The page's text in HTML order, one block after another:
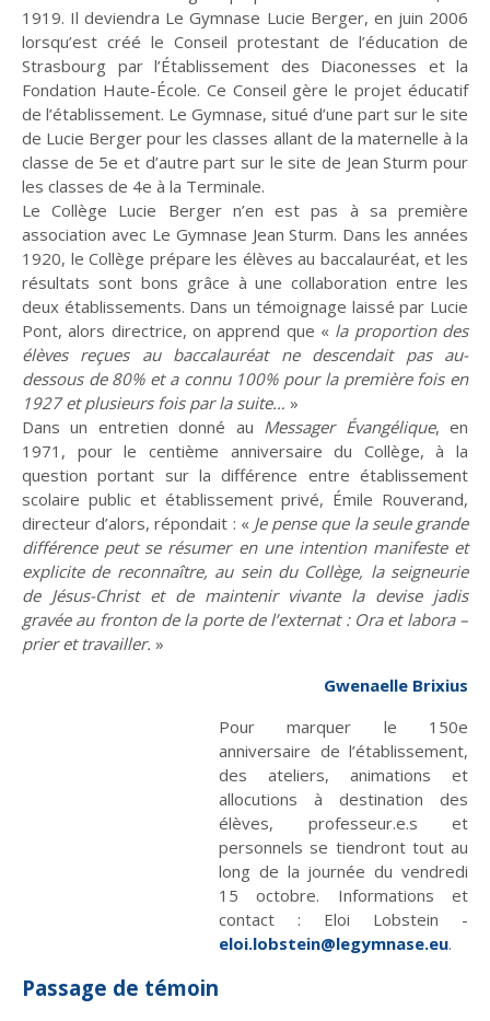
Culture Pour respirer
En bref
Événements -
actualité
Fêtes Les mots de la fin
Lire, toucher, sentir Crèches et mystères
Ce que peut la
marche
Retraites spirituelles :
D'un monde à l'Autre
Ces proches qui
aident
Que peut la justice ?
Violences sexistes et
sexuelles
1919. Il deviendra Le Gymnase Lucie Berger, en juin 2006
lorsqu’est créé le Conseil protestant de l’éducation de
Strasbourg par l’Établissement des Diaconesses et la
Fondation Haute-École. Ce Conseil gère le projet éducatif
de l’établissement. Le Gymnase, situé d’une part sur le site
de Lucie Berger pour les classes allant de la maternelle à la
classe de 5e et d’autre part sur le site de Jean Sturm pour
les classes de 4e à la Terminale.
Le Collège Lucie Berger n’en est pas à sa première
association avec Le Gymnase Jean Sturm. Dans les années
1920, le Collège prépare les élèves au baccalauréat, et les
résultats sont bons grâce à une collaboration entre les
deux établissements. Dans un témoignage laissé par Lucie
Pont, alors directrice, on apprend que « la proportion des
élèves reçues au baccalauréat ne descendait pas au-
dessous de 80% et a connu 100% pour la première fois en
1927 et plusieurs fois par la suite… »
Dans un entretien donné au Messager Évangélique, en
1971, pour le centième anniversaire du Collège, à la
question portant sur la différence entre établissement
scolaire public et établissement privé, Émile Rouverand,
directeur d’alors, répondait : « Je pense que la seule grande
différence peut se résumer en une intention manifeste et
explicite de reconnaître, au sein du Collège, la seigneurie
de Jésus-Christ et de maintenir vivante la devise jadis
gravée au fronton de la porte de l’externat : Ora et labora –
prier et travailler. »
Gwenaelle Brixius
Pour marquer le 150e
anniversaire de l’établissement,
des ateliers, animations et
allocutions à destination des
élèves, professeur.e.s et
personnels se tiendront tout au
long de la journée du vendredi
15 octobre. Informations et
contact : Eloi Lobstein -
eloi.lobstein@legymnase.eu.
Passage de témoin